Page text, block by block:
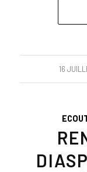
16 /